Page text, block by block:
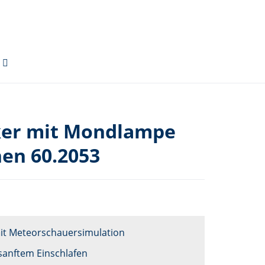
mit Mondlampe
60.2053
Meteorschauersimulation
Einschlafen